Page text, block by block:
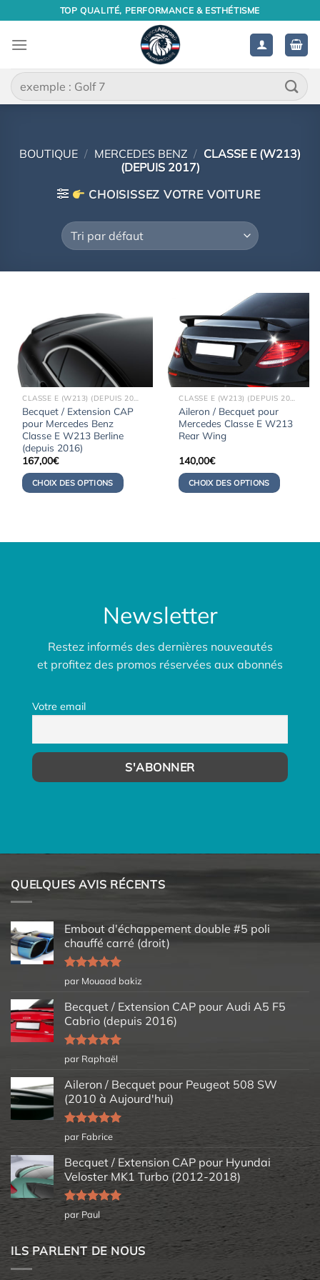
contenu
TOP QUALITÉ, PERFORMANCE & ESTHÉTISME
Recherche
pour :
BOUTIQUE / MERCEDES BENZ / CLASSE E (W213)
(DEPUIS 2017)
CHOISISSEZ VOTRE VOITURE
CLASSE E (W213) (DEPUIS 2017)
Becquet / Extension CAP
pour Mercedes Benz
Classe E W213 Berline
(depuis 2016)
167,00€
CHOIX DES OPTIONS
CLASSE E (W213) (DEPUIS 2017)
Aileron / Becquet pour
Mercedes Classe E W213
Rear Wing
140,00€
CHOIX DES OPTIONS
Newsletter
Restez informés des dernières nouveautés
et profitez des promos réservées aux abonnés
Votre email
QUELQUES AVIS RÉCENTS
Embout d'échappement double #5 poli
chauffé carré (droit)
Note5sur
5
par Mouaad bakiz
Becquet / Extension CAP pour Audi A5 F5
Cabrio (depuis 2016)
Note5sur
5
par Raphaël
Aileron / Becquet pour Peugeot 508 SW
(2010 à Aujourd'hui)
Note5sur
5
par Fabrice
Becquet / Extension CAP pour Hyundai
Veloster MK1 Turbo (2012-2018)
Note5sur
5
par Paul
ILS PARLENT DE NOUS